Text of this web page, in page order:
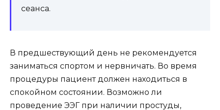
сеанса.
В предшествующий день не рекомендуется
заниматься спортом и нервничать. Во время
процедуры пациент должен находиться в
спокойном состоянии. Возможно ли
проведение ЭЭГ при наличии простуды,